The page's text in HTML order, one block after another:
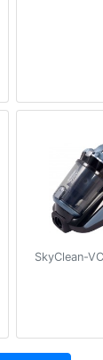
SkyClean-